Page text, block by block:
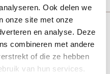
Ook delen we
onze site met onze
en analyse. Deze
combineren met andere
of die ze hebben
van hun services.
CVP110